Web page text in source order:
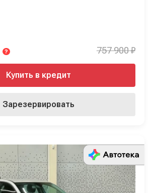
? 757 900 ₽
Купить в кредит
Зарезервировать